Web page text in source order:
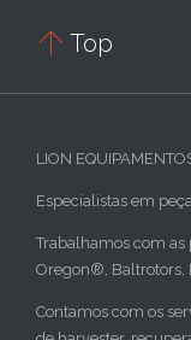
 Top
LION
Especialistas em
Trabalhamos com
Oregon®, Baltrotors,
Contamos com os